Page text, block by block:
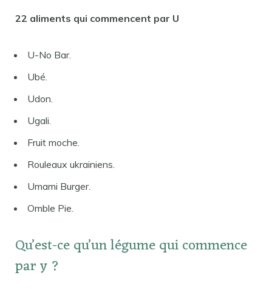
22 aliments qui commencent par U
U-No Bar.
Ubé.
Udon.
Ugali.
Fruit moche.
Rouleaux ukrainiens.
Umami Burger.
Omble Pie.
Qu’est-ce qu’un légume qui commence
par y ?